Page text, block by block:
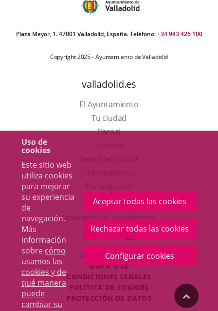
Uso de
cookies
Este sitio web
utiliza cookies
para mejorar
su experiencia
de
navegación.
Más
información
sobre cómo
usamos las
cookies y de
qué manera
puede
cambiar su
Aceptar todas las cookies
Rechazar todas las cookies
Configurar cookies
Plaza Mayor, 1. 47001 Valladolid, España. Teléfono:+34 983 426 100
Copyright 2025 - Ayuntamiento de Valladolid
valladolid.es
El Ayuntamiento
Tu ciudad
Para ti
en
una
ventana
nueva.
aplicación
externa.
Otras webs del ayuntamiento
ENLACE
A
UNA
APLICACIÓN
EXTERNA.
ENLACE
A
UNA
APLICACIÓN
EXTERNA.
ENLACE
A
UNA
EXTERNA.
ACCESIBILIDAD
MAPA WEB
CONDICIONES LEGALES
POLÍTICA DE COOKIES
PROTECCIÓN DE DATOS
"Volver